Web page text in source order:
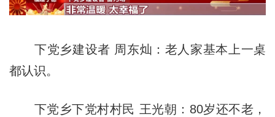
下党乡建设者 周东灿：老人家基本上一桌
都认识。
下党乡下党村村民 王光朝：80岁还不老，